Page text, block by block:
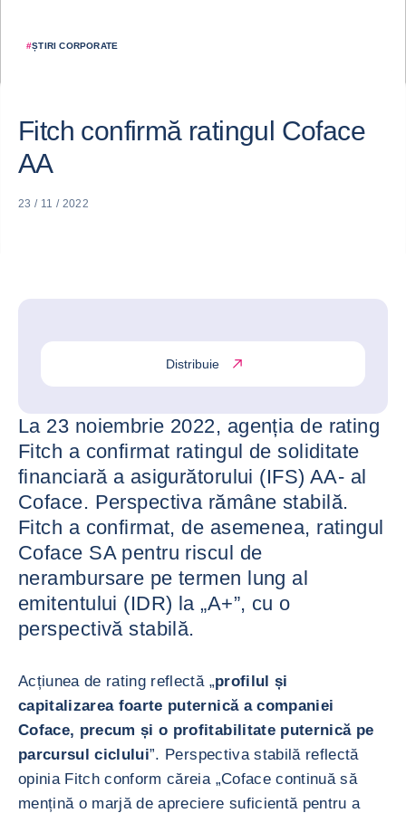
#ȘTIRI CORPORATE
Fitch confirmă ratingul Coface
AA
23 / 11 / 2022
Distribuie
La 23 noiembrie 2022, agenția de rating
Fitch a confirmat ratingul de soliditate
financiară a asigurătorului (IFS) AA- al
Coface. Perspectiva rămâne stabilă.
Fitch a confirmat, de asemenea, ratingul
Coface SA pentru riscul de
nerambursare pe termen lung al
emitentului (IDR) la „A+”, cu o
perspectivă stabilă.
Acțiunea de rating reflectă „profilul și
capitalizarea foarte puternică a companiei
Coface, precum și o profitabilitate puternică pe
parcursul ciclului”. Perspectiva stabilă reflectă
opinia Fitch conform căreia „Coface continuă să
mențină o marjă de apreciere suficientă pentru a